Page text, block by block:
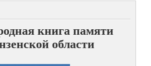
книга памяти
области